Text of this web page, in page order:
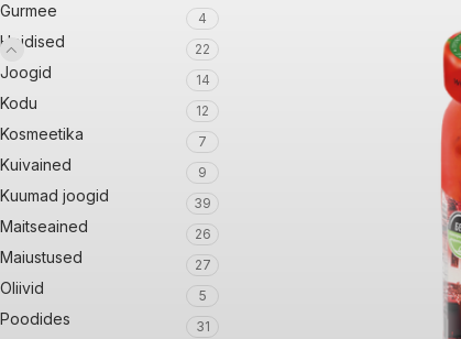
Gurmee 4
Hoidised 22
Joogid 14
Kodu 12
Kosmeetika 7
Kuivained 9
Kuumad joogid 39
Maitseained 26
Maiustused 27
Oliivid 5
Poodides 31